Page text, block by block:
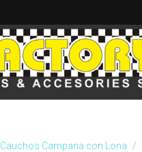
Cauchos Campana con Lona